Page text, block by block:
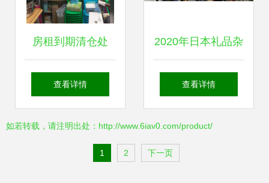
房租到期清仓处
理，日用百货优惠
查看详情
2020年日本礼品杂
货展览会 日用百货
查看详情
如若转载，请注明出处：http://www.6iav0.com/product/
1 2 下一页